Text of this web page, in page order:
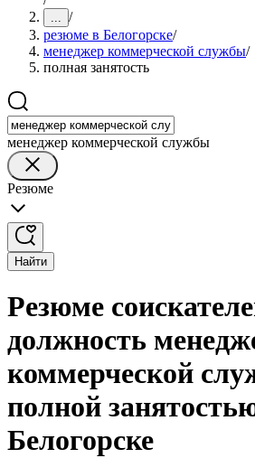
... /
резюме в Белогорске/
менеджер коммерческой службы/
полная занятость
менеджер коммерческой службы
Резюме
Найти
Резюме
должность
коммерческой
полной
Белогорске